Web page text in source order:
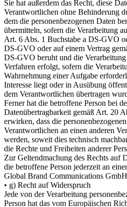
Sie hat außerdem das Recht, diese
Verantwortlichen ohne Behinderung
dem die personenbezogenen Daten
übermitteln, sofern die Verarbeitung
Art. 6 Abs. 1 Buchstabe a DS-GVO
DS-GVO oder auf einem Vertrag
DS-GVO beruht und die
Verfahren erfolgt, sofern die
Wahrnehmung einer Aufgabe
Interesse liegt oder in Ausübung
dem Verantwortlichen übertragen
Ferner hat die betroffene Person bei
Datenübertragbarkeit gemäß Art. 20
erwirken, dass die
Verantwortlichen an einen anderen
werden, soweit dies technisch
die Rechte und Freiheiten anderer
Zur Geltendmachung des Rechts auf
die betroffene Person jederzeit an
Global Brand Communications
• g) Recht auf Widerspruch
Jede von der Verarbeitung
Person hat das vom Europäischen